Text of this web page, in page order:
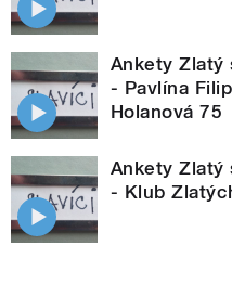
Ankety Zlatý
- Pavlína
Holanová 75
Ankety Zlatý
- Klub